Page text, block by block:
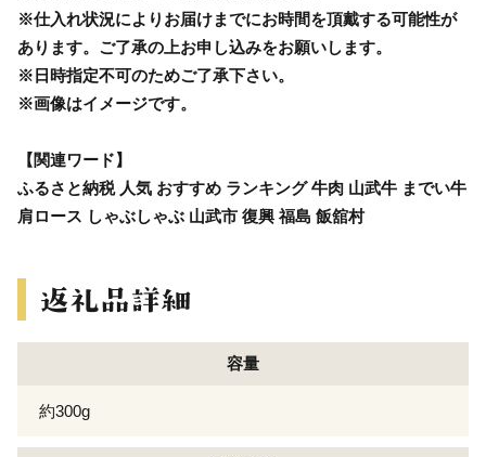
※仕入れ状況によりお届けまでにお時間を頂戴する可能性が
あります。ご了承の上お申し込みをお願いします。
※日時指定不可のためご了承下さい。
※画像はイメージです。
【関連ワード】
ふるさと納税 人気 おすすめ ランキング 牛肉 山武牛 までい牛
肩ロース しゃぶしゃぶ 山武市 復興 福島 飯舘村
容量
約300g